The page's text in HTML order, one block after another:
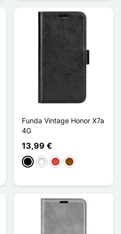
Funda Vintage Honor X7a
4G
13,99 €
NegroBlancoRojoMarrón